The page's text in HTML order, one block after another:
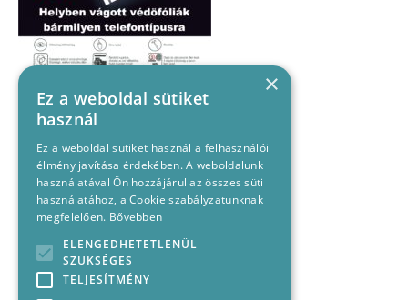
×
Ez a weboldal sütiket
használ
Ez a weboldal sütiket használ a felhasználói
élmény javítása érdekében. A weboldalunk
használatával Ön hozzájárul az összes süti
használatához, a Cookie szabályzatunknak
megfelelően. Bővebben
ELENGEDHETETLENÜL
SZÜKSÉGES
TELJESÍTMÉNY